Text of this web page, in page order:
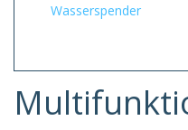
Wasserspender